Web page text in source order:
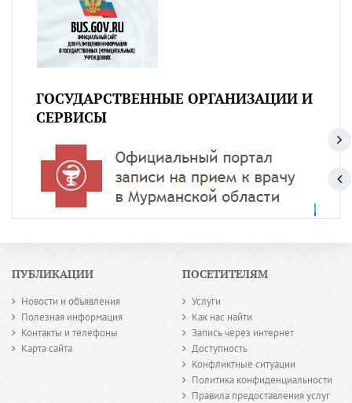
ГОСУДАРСТВЕННЫЕ ОРГАНИЗАЦИИ И
СЕРВИСЫ
ПУБЛИКАЦИИ
Новости и объявления
Полезная информация
Контакты и телефоны
Карта сайта
ПОСЕТИТЕЛЯМ
Услуги
Как нас найти
Запись через интернет
Доступность
Конфликтные ситуации
Политика конфиденциальности
Правила предоставления услуг